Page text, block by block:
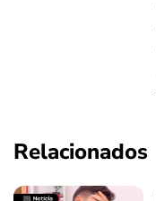
Relacionados